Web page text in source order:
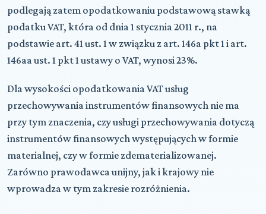
podlegają zatem opodatkowaniu podstawową stawką
podatku VAT, która od dnia 1 stycznia 2011 r., na
podstawie art. 41 ust. 1 w związku z art. 146a pkt 1 i art.
146aa ust. 1 pkt 1 ustawy o VAT, wynosi 23%.
Dla wysokości opodatkowania VAT usług
przechowywania instrumentów finansowych nie ma
przy tym znaczenia, czy usługi przechowywania dotyczą
instrumentów finansowych występujących w formie
materialnej, czy w formie zdematerializowanej.
Zarówno prawodawca unijny, jak i krajowy nie
wprowadza w tym zakresie rozróżnienia.